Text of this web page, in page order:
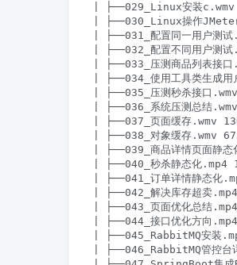
| ├──029_Linux安装
| ├──030_Linux操作
| ├──031_配置同一用户测
| ├──032_配置不同用户测
| ├──033_压测商品列表接
| ├──034_使用工具类生成
| ├──035_压测秒杀接口
| ├──036_系统压测总结
| ├──037_页面缓存.wmv
| ├──038_对象缓存.wmv
| ├──039_商品详情页面静
| ├──040_秒杀静态化.mp4
| ├──041_订单详情静态化
| ├──042_解决库存超卖
| ├──043_页面优化总结
| ├──044_接口优化方向
| ├──045_RabbitMQ安装
| ├──046_RabbitMQ管控